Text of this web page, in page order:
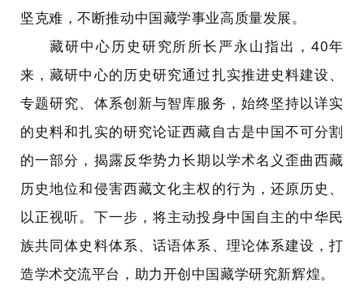
坚克难，不断推动中国藏学事业高质量发展。
藏研中心历史研究所所长严永山指出，40年
来，藏研中心的历史研究通过扎实推进史料建设、
专题研究、体系创新与智库服务，始终坚持以详实
的史料和扎实的研究论证西藏自古是中国不可分割
的一部分，揭露反华势力长期以学术名义歪曲西藏
历史地位和侵害西藏文化主权的行为，还原历史、
以正视听。下一步，将主动投身中国自主的中华民
族共同体史料体系、话语体系、理论体系建设，打
造学术交流平台，助力开创中国藏学研究新辉煌。